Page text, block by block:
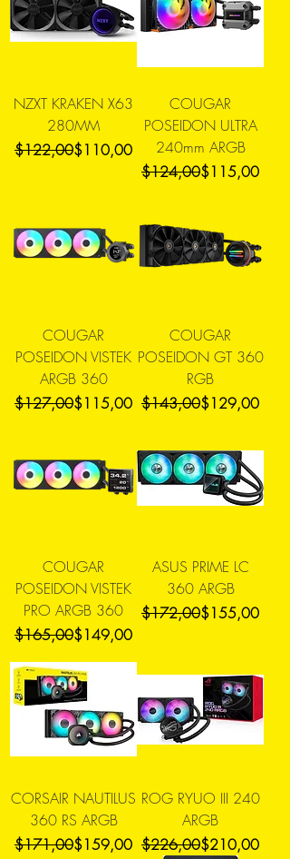
NZXT KRAKEN X63
280MM
Precio
$122,00Precio de oferta
$110,00
COUGAR
POSEIDON ULTRA
240mm ARGB
Precio
$124,00Precio de oferta
$115,00
COUGAR
POSEIDON VISTEK
ARGB 360
Precio
$127,00Precio de oferta
$115,00
COUGAR
POSEIDON GT 360
RGB
Precio
$143,00Precio de oferta
$129,00
COUGAR
POSEIDON VISTEK
PRO ARGB 360
Precio
$165,00Precio de oferta
$149,00
ASUS PRIME LC
360 ARGB
Precio
$172,00Precio de oferta
$155,00
CORSAIR NAUTILUS
360 RS ARGB
Precio
$171,00Precio de oferta
$159,00
ROG RYUO III 240
ARGB
Precio
$226,00Precio de oferta
$210,00